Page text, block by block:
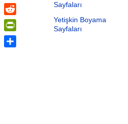
Sayfaları
Yetişkin Boyama
Sayfaları
Pinterest
Reddit
PrintFriendly